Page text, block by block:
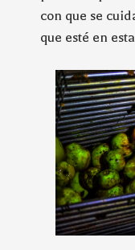
con que se
que esté en